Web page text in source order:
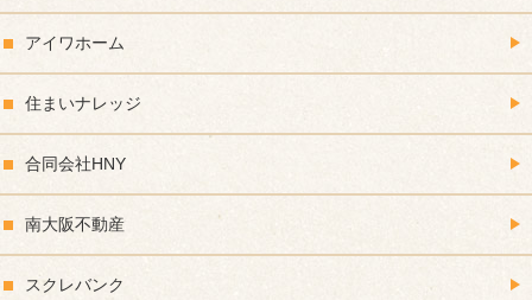
アイワホーム
住まいナレッジ
合同会社HNY
南大阪不動産
スクレバンク